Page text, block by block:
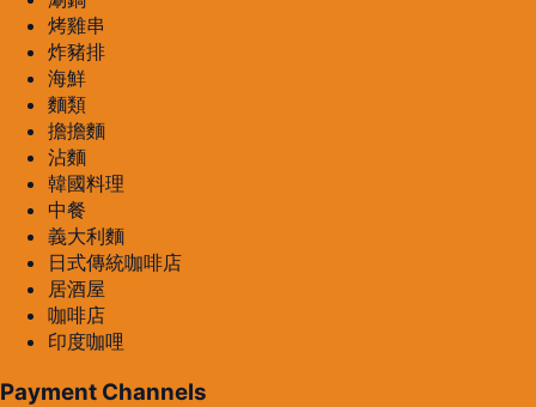
烤雞串
炸豬排
海鮮
麵類
擔擔麵
沾麵
韓國料理
中餐
義大利麵
日式傳統咖啡店
居酒屋
咖啡店
印度咖哩
Payment Channels